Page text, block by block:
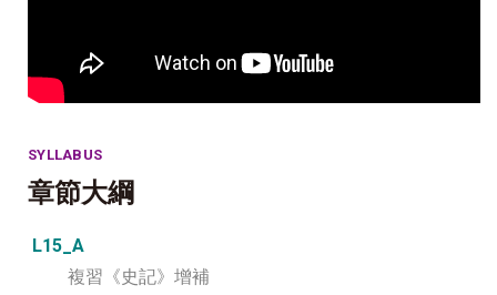
SYLLABUS
章節大綱
L15_A
複習《史記》增補